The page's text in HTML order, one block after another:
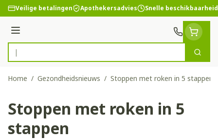
Ga naar de inhoud
Veilige betalingen Apothekersadvies Snelle beschikbaarheid
Menu
Product, merk, categorie...
Zoek
Home / Gezondheidsnieuws / Stoppen met roken in 5 stappen
Stoppen met roken in 5
stappen